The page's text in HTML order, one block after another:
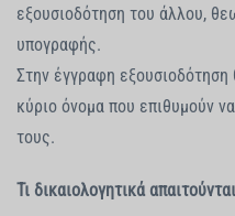
εξουσιοδότηση του άλλου,
υπογραφής.
Στην έγγραφη
κύριο όνομα που επιθυμούν
τους.
Τι δικαιολογητικά